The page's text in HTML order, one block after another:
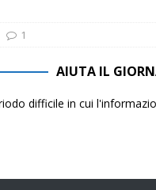
1
AIUTA IL
difficile in cui